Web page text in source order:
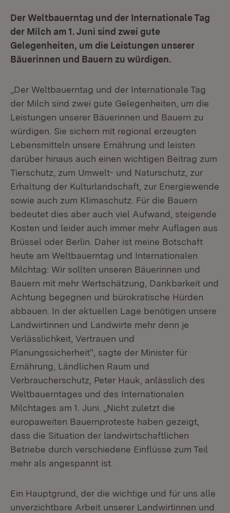
Der Weltbauerntag und der Internationale Tag
der Milch am 1. Juni sind zwei gute
Gelegenheiten, um die Leistungen unserer
Bäuerinnen und Bauern zu würdigen.
„Der Weltbauerntag und der Internationale Tag
der Milch sind zwei gute Gelegenheiten, um die
Leistungen unserer Bäuerinnen und Bauern zu
würdigen. Sie sichern mit regional erzeugten
Lebensmitteln unsere Ernährung und leisten
darüber hinaus auch einen wichtigen Beitrag zum
Tierschutz, zum Umwelt- und Naturschutz, zur
Erhaltung der Kulturlandschaft, zur Energiewende
sowie auch zum Klimaschutz. Für die Bauern
bedeutet dies aber auch viel Aufwand, steigende
Kosten und leider auch immer mehr Auflagen aus
Brüssel oder Berlin. Daher ist meine Botschaft
heute am Weltbauerntag und Internationalen
Milchtag: Wir sollten unseren Bäuerinnen und
Bauern mit mehr Wertschätzung, Dankbarkeit und
Achtung begegnen und bürokratische Hürden
abbauen. In der aktuellen Lage benötigen unsere
Landwirtinnen und Landwirte mehr denn je
Verlässlichkeit, Vertrauen und
Planungssicherheit“, sagte der Minister für
Ernährung, Ländlichen Raum und
Verbraucherschutz, Peter Hauk, anlässlich des
Weltbauerntages und des Internationalen
Milchtages am 1. Juni. „Nicht zuletzt die
europaweiten Bauernproteste haben gezeigt,
dass die Situation der landwirtschaftlichen
Betriebe durch verschiedene Einflüsse zum Teil
mehr als angespannt ist.
Ein Hauptgrund, der die wichtige und für uns alle
unverzichtbare Arbeit unserer Landwirtinnen und